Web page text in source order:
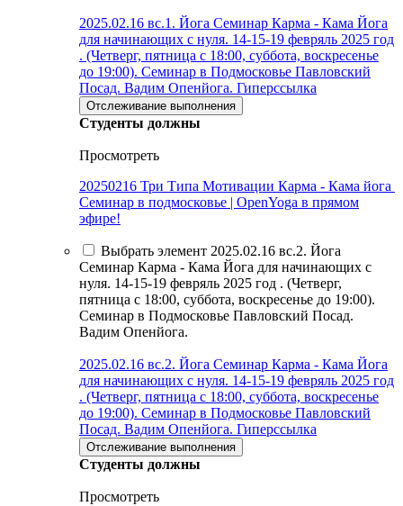
2025.02.16 вс.1. Йога Семинар Карма - Кама Йога
для начинающих с нуля. 14-15-19 февряль 2025 год
. (Четверг, пятница с 18:00, суббота, воскресенье
до 19:00). Семинар в Подмосковье Павловский
Посад. Вадим Опенйога. Гиперссылка
Отслеживание выполнения
Студенты должны
Просмотреть
20250216 Три Типа Мотивации Карма - Кама йога
Семинар в подмосковье | OpenYoga в прямом
эфире!
Выбрать элемент 2025.02.16 вс.2. Йога
Семинар Карма - Кама Йога для начинающих с
нуля. 14-15-19 февряль 2025 год . (Четверг,
пятница с 18:00, суббота, воскресенье до 19:00).
Семинар в Подмосковье Павловский Посад.
Вадим Опенйога.
2025.02.16 вс.2. Йога Семинар Карма - Кама Йога
для начинающих с нуля. 14-15-19 февряль 2025 год
. (Четверг, пятница с 18:00, суббота, воскресенье
до 19:00). Семинар в Подмосковье Павловский
Посад. Вадим Опенйога. Гиперссылка
Отслеживание выполнения
Студенты должны
Просмотреть